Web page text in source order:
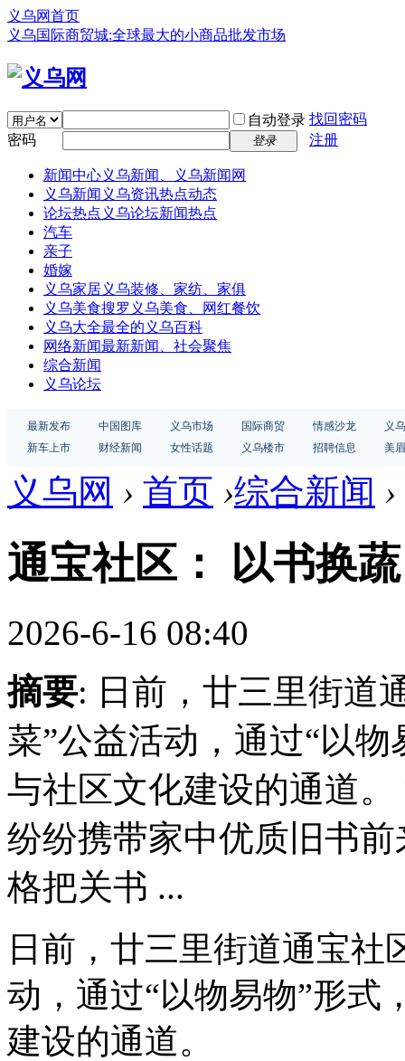
义乌网首页
义乌国际商贸城:全球最大的小商品批发市场
自动登录 找回密码
密码
登录 注册
新闻中心义乌新闻、义乌新闻网
义乌新闻 义乌资讯热点动态
论坛热点 义乌论坛新闻热点
汽车
亲子
婚嫁
义乌家居义乌装修、家纺、家俱
义乌美食搜罗义乌美食、网红餐饮
义乌大全最全的义乌百科
网络新闻最新新闻、社会聚焦
综合新闻
义乌论坛
最新发布 中国图库 义乌市场 国际商贸 情感沙龙
义
新车上市
财经新闻 女性话题 义乌楼市 招聘信息 美
义乌网 › 首页 ›综合新闻 ›
通宝社区： 以书换
2026-6-16 08:40
摘要: 日前，廿三里街道
菜”公益活动，通过“以
与社区文化建设的通道
纷纷携带家中优质旧书
格把关书 ...
日前，廿三里街道通宝社
动，通过“以物易物”形式
建设的通道。